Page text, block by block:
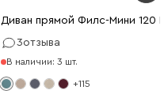
Диван прямой Филс-Мини 120
3отзыва
В наличии: 3 шт.
+115